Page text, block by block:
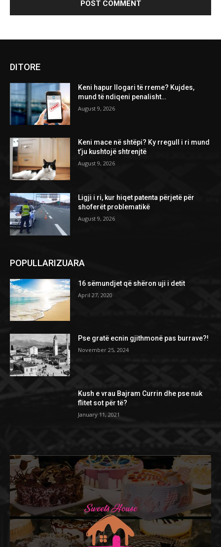
DITORE
Keni hapur llogari të rreme? Kujdes,
mund të ndiqeni penalisht…
August 9, 2026
Keni mace në shtëpi? Ky rregull i ri mund
t’ju kushtojë shtrenjtë
August 9, 2026
Ligji i ri, kur hiqet patenta përjetë për
shoferët problematikë
August 9, 2026
POPULLARIZUARA
16 sëmundjet që shëron uji i detit
April 27, 2020
Pse gratë ecnin gjithmonë pas burrave?!
November 25, 2024
Kush e vrau Bajram Currin dhe pse nuk
flitet sot për të?
January 11, 2021